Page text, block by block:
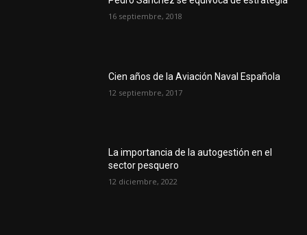
16 septiembre, 2018
Cien años de la Aviación Naval Española
12 septiembre, 2017
La importancia de la autogestión en el
sector pesquero
12 diciembre, 2022